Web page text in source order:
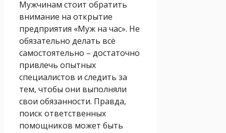
Мужчинам стоит обратить
внимание на открытие
предприятия «Муж на час». Не
обязательно делать всё
самостоятельно – достаточно
привлечь опытных
специалистов и следить за
тем, чтобы они выполняли
свои обязанности. Правда,
поиск ответственных
помощников может быть